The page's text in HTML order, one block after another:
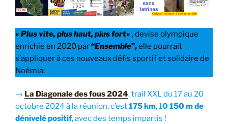
« Plus vite, plus haut, plus fort« , devise olympique
enrichie en 2020 par“Ensemble”,elle pourrait
s’appliquer à ces nouveaux défis sportif et solidaire de
Noémia:
→ La Diagonale des fous 2024, trail XXL du 17 au 20
octobre 2024 à la réunion, c’est175 km, 10 150 m de
dénivelé positif, avec des temps impartis !